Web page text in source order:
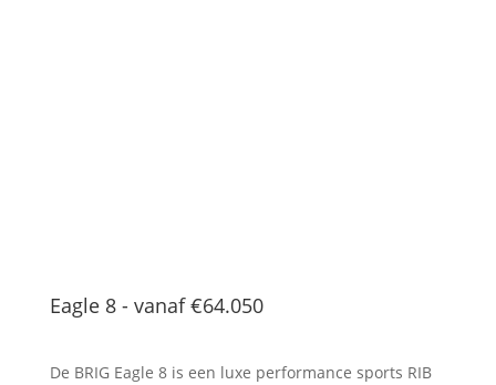
Eagle 8 - vanaf€64.050
De BRIG Eagle 8 is een luxe performance sports RIB